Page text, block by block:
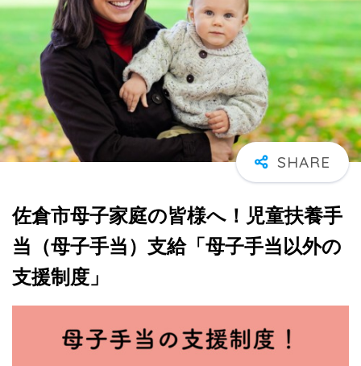
佐倉市母子家庭の皆様へ！児童扶養手
当（母子手当）支給「母子手当以外の
支援制度」